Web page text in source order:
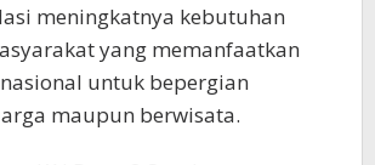
meningkatnya kebutuhan
yang memanfaatkan
untuk bepergian
maupun berwisata.